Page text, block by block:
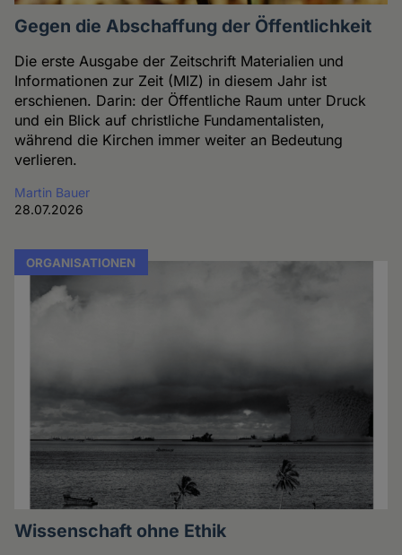
Gegen die Abschaffung der Öffentlichkeit
Die erste Ausgabe der Zeitschrift Materialien und
Informationen zur Zeit (MIZ) in diesem Jahr ist
erschienen. Darin: der Öffentliche Raum unter Druck
und ein Blick auf christliche Fundamentalisten,
während die Kirchen immer weiter an Bedeutung
verlieren.
Martin Bauer
28.07.2026
ORGANISATIONEN
Wissenschaft ohne Ethik